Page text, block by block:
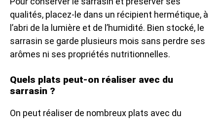
qualités, placez-le dans un récipient hermétique, à
l’abri de la lumière et de l’humidité. Bien stocké, le
sarrasin se garde plusieurs mois sans perdre ses
arômes ni ses propriétés nutritionnelles.
Quels plats peut-on réaliser avec du
sarrasin ?
On peut réaliser de nombreux plats avec du